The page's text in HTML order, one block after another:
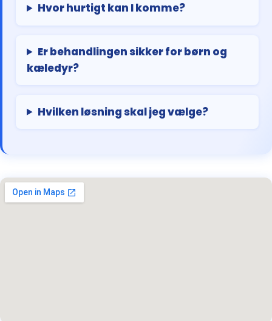
Hvor hurtigt kan I komme?
Er behandlingen sikker for børn og
kæledyr?
Hvilken løsning skal jeg vælge?